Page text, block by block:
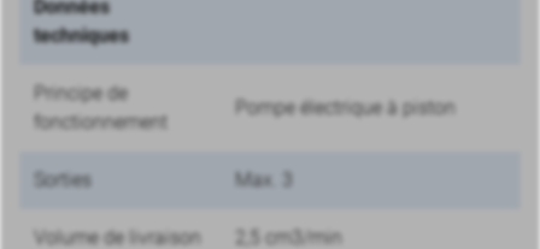
Données
techniques
Principe de
fonctionnement
Pompe électrique à piston
Sorties Max. 3
Volume de livraison 2,5 cm3/min